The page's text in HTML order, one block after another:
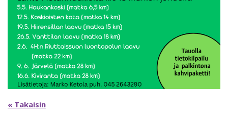
« Takaisin